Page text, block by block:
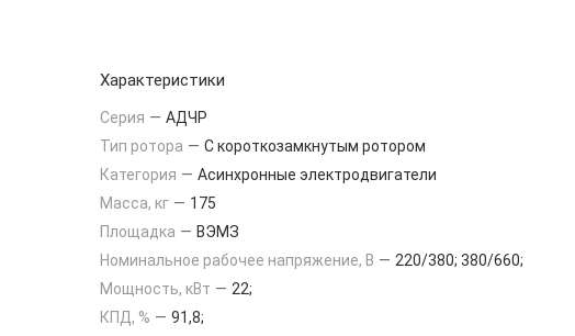
Характеристики
Серия — АДЧР
Тип ротора — С короткозамкнутым ротором
Категория — Асинхронные электродвигатели
Масса, кг — 175
Площадка — ВЭМЗ
Номинальное рабочее напряжение, В — 220/380; 380/660;
Мощность, кВт — 22;
КПД, % — 91,8;